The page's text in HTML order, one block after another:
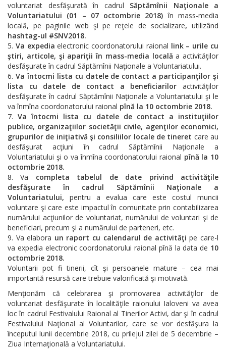
voluntariat desfăşurată în cadrul Săptămînii Naţionale a
Voluntariatului (01 – 07 octombrie 2018) în mass-media
locală, pe paginile web şi pe reţele de socializare,utilizând
hashtag-ul #SNV2018.
Va expediaelectronic coordonatorului raional link – urile cu
ştiri, articole, şi apariţii în mass-media locală a activităţilor
desfăşurate în cadrul Săptămînii Naţionale a Voluntariatului.
Va întocmi lista cu datele de contact a participanţilor şi
lista cu datele de contact a beneficiarilor activităţilor
desfăşurate în cadrul Săptămînii Naţionale a Voluntariatului şi le
va înmîna coordonatorului raional pînă la 10 octombrie 2018.
Va întocmi lista cu datele de contact a instituţiilor
publice, organizaţiilor societăţii civile, agenţilor economici,
grupurilor de iniţiativă şi consiliilor locale de tineret care au
desfăşurat acţiuni în cadrul Săptămînii Naţionale a
Voluntariatului şi o va înmîna coordonatorului raional pînă la 10
octombrie 2018.
Va completa tabelul de date privind activităţile
desfăşurate în cadrul Săptămînii Naţionale a
Voluntariatului, pentru a evalua care este costul muncii
voluntare şi care este impactul în comunitate prin contabilizarea
numărului acţiunilor de voluntariat, numărului de voluntari şi de
beneficiari, precum şi a numărului de parteneri, etc.
Va elabora un raport cu calendarul de activităţi pe care-l
va expedia electronic coordonatorului raional pînă la data de 10
octombrie 2018.
Voluntarii pot fi tinerii, cît şi persoanele mature – cea mai
importantă resursă care trebuie valorificată şi motivată.
Menţionăm că celebrarea şi promovarea activităţilor de
voluntariat desfăşurate în localităţile raionului Ialoveni va avea
loc în cadrul Festivalului Raional al Tinerilor Activi, dar şi în cadrul
Festivalului Naţional al Voluntarilor, care se vor desfăşura la
începutul lunii decembrie 2018, cu prilejul zilei de 5 decembrie –
Ziua Internaţională a Voluntariatului.